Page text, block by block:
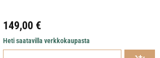
149,00 €
Heti saatavilla verkkokaupasta